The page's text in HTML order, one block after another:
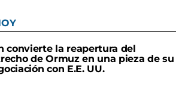
convierte la reapertura del
de Ormuz en una pieza de su
con E.E. UU.